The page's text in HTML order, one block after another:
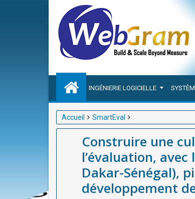
INGÉNIERIE LOGICIELLE
Accueil
SmartEval
Construire une culture axée sur les
Dakar-Sénégal), pionnière en Afrique
suivi et l’évaluation des projets et
Construire une
l’évaluation, avec
Dakar-Sénégal),
développement